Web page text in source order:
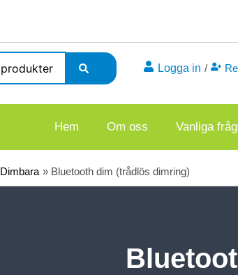
Logga in /
Hem Om oss Vanliga
Dimbara Bluetooth dim (trådlös dimring)